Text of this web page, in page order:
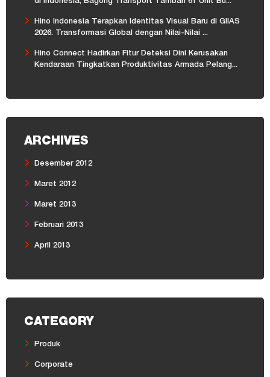
Hino Indonesia Terapkan Identitas Visual Baru di GIIAS
2026. Transformasi Global dengan Nilai-Nilai ...
Hino Connect Hadirkan Fitur Deteksi Dini Kerusakan
Kendaraan Tingkatkan Produktivitas Armada Pelang...
ARCHIVES
Desember 2012
Maret 2012
Maret 2013
Februari 2013
April 2013
CATEGORY
Produk
Corporate